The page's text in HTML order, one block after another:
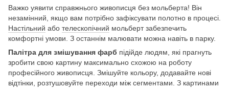
Важко уявити справжнього живописця без мольберта! Він
незамінний, якщо вам потрібно зафіксувати полотно в процесі.
Настільний або телескопічний мольберт забезпечить
комфортні умови. З останнім малювати можна навіть в парку.
Палітра для змішування фарб підійде людям, які прагнуть
зробити свою картину максимально схожою на роботу
професійного живописця. Змішуйте кольору, додавайте нові
відтінки, розтушовуйте переходи між сегментами. З картинами